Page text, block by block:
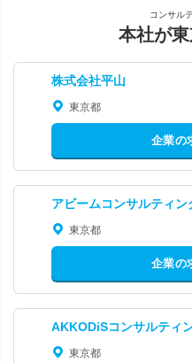
コンサル
本社が
株式会社平山
東京都
企業の
アビームコンサルティン
東京都
企業の
AKKODiSコンサルティ
東京都